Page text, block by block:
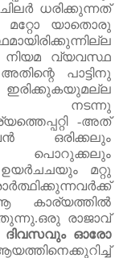
ധരിക്കുന്നത്
യാതൊരു
നിയമ വ്യവസ്ഥ
പാട്ടിനു
നടന്നു
-അത്
ഒരിക്കലും
പൊറുക്കലും
മറ്റു
കാര്യത്തിൽ
രാജാവ്
ഓരോ